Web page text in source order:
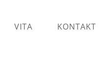
VITA KONTAKT